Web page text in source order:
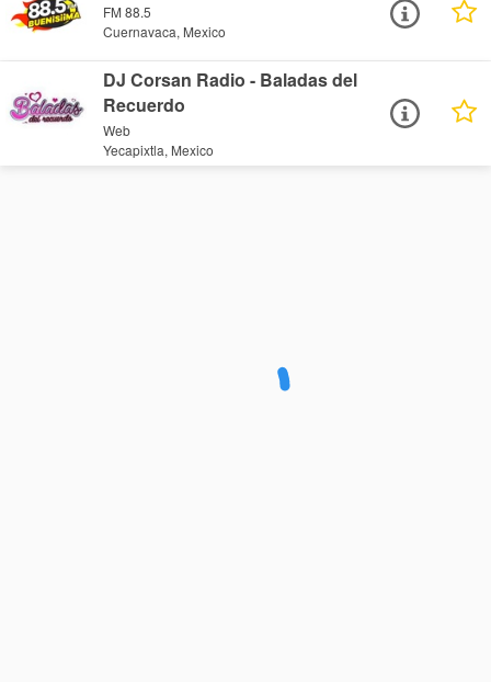
FM 88.5
Cuernavaca, Mexico
DJ Corsan Radio - Baladas del
Recuerdo
Web
Yecapixtla, Mexico